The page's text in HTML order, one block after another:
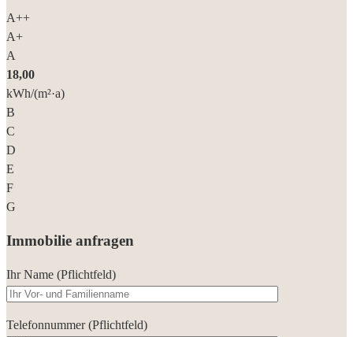
A++
A+
A
18,00
kWh/(m²·a)
B
C
D
E
F
G
Immobilie anfragen
Ihr Name (Pflichtfeld)
Telefonnummer (Pflichtfeld)